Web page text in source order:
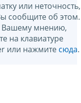
или неточность,
сообщите об этом.
Вашему мнению,
на клавиатуре
или нажмите сюда.